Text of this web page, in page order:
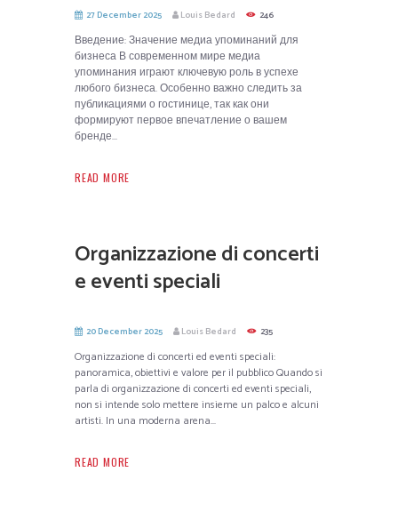
27 December 2025 Louis Bedard 246
Введение: Значение медиа упоминаний для
бизнеса В современном мире медиа
упоминания играют ключевую роль в успехе
любого бизнеса. Особенно важно следить за
публикациями о гостинице, так как они
формируют первое впечатление о вашем
бренде...
READ MORE
Organizzazione di concerti
e eventi speciali
20 December 2025 Louis Bedard 235
Organizzazione di concerti ed eventi speciali:
panoramica, obiettivi e valore per il pubblico Quando si
parla di organizzazione di concerti ed eventi speciali,
non si intende solo mettere insieme un palco e alcuni
artisti. In una moderna arena...
READ MORE